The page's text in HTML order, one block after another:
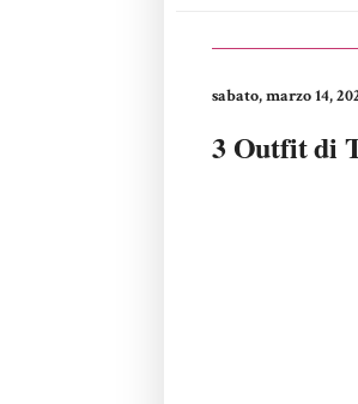
sabato, marzo 14,
3 Outfit di